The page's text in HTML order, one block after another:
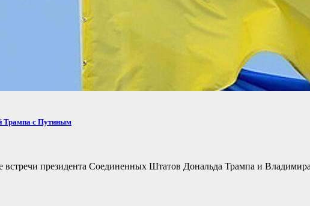
Трампа с Путиным
встречи президента Соединенных Штатов Дональда Трампа и